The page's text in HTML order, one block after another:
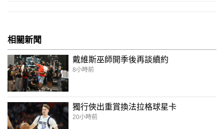
相關新聞
戴維斯巫師開季後再談續約
8小時前
獨行俠出重賞換法拉格球星卡
20小時前